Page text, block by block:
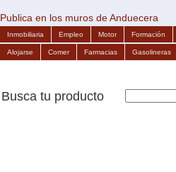
Publica en los muros de Anduecera
Inmobiliaria Empleo Motor Formación
Alojarse Comer Farmacias Gasolineras
Busca tu producto